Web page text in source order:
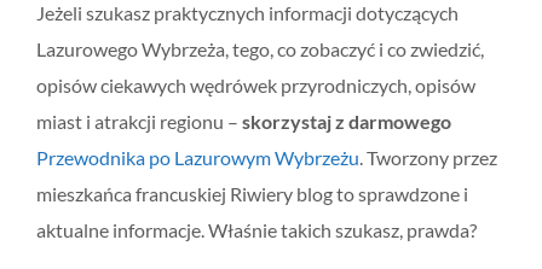
Jeżeli szukasz praktycznych informacji dotyczących
Lazurowego Wybrzeża, tego, co zobaczyć i co zwiedzić,
opisów ciekawych wędrówek przyrodniczych, opisów
miast i atrakcji regionu – skorzystaj z darmowego
Przewodnika po Lazurowym Wybrzeżu. Tworzony przez
mieszkańca francuskiej Riwiery blog to sprawdzone i
aktualne informacje. Właśnie takich szukasz, prawda?